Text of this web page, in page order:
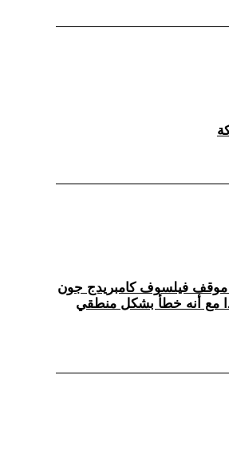
موقف فيلسوف كامبريدج جون
مع أنه خطأ بشكل منطقي